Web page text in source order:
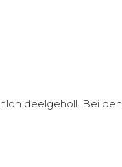
deelgeholl. Bei